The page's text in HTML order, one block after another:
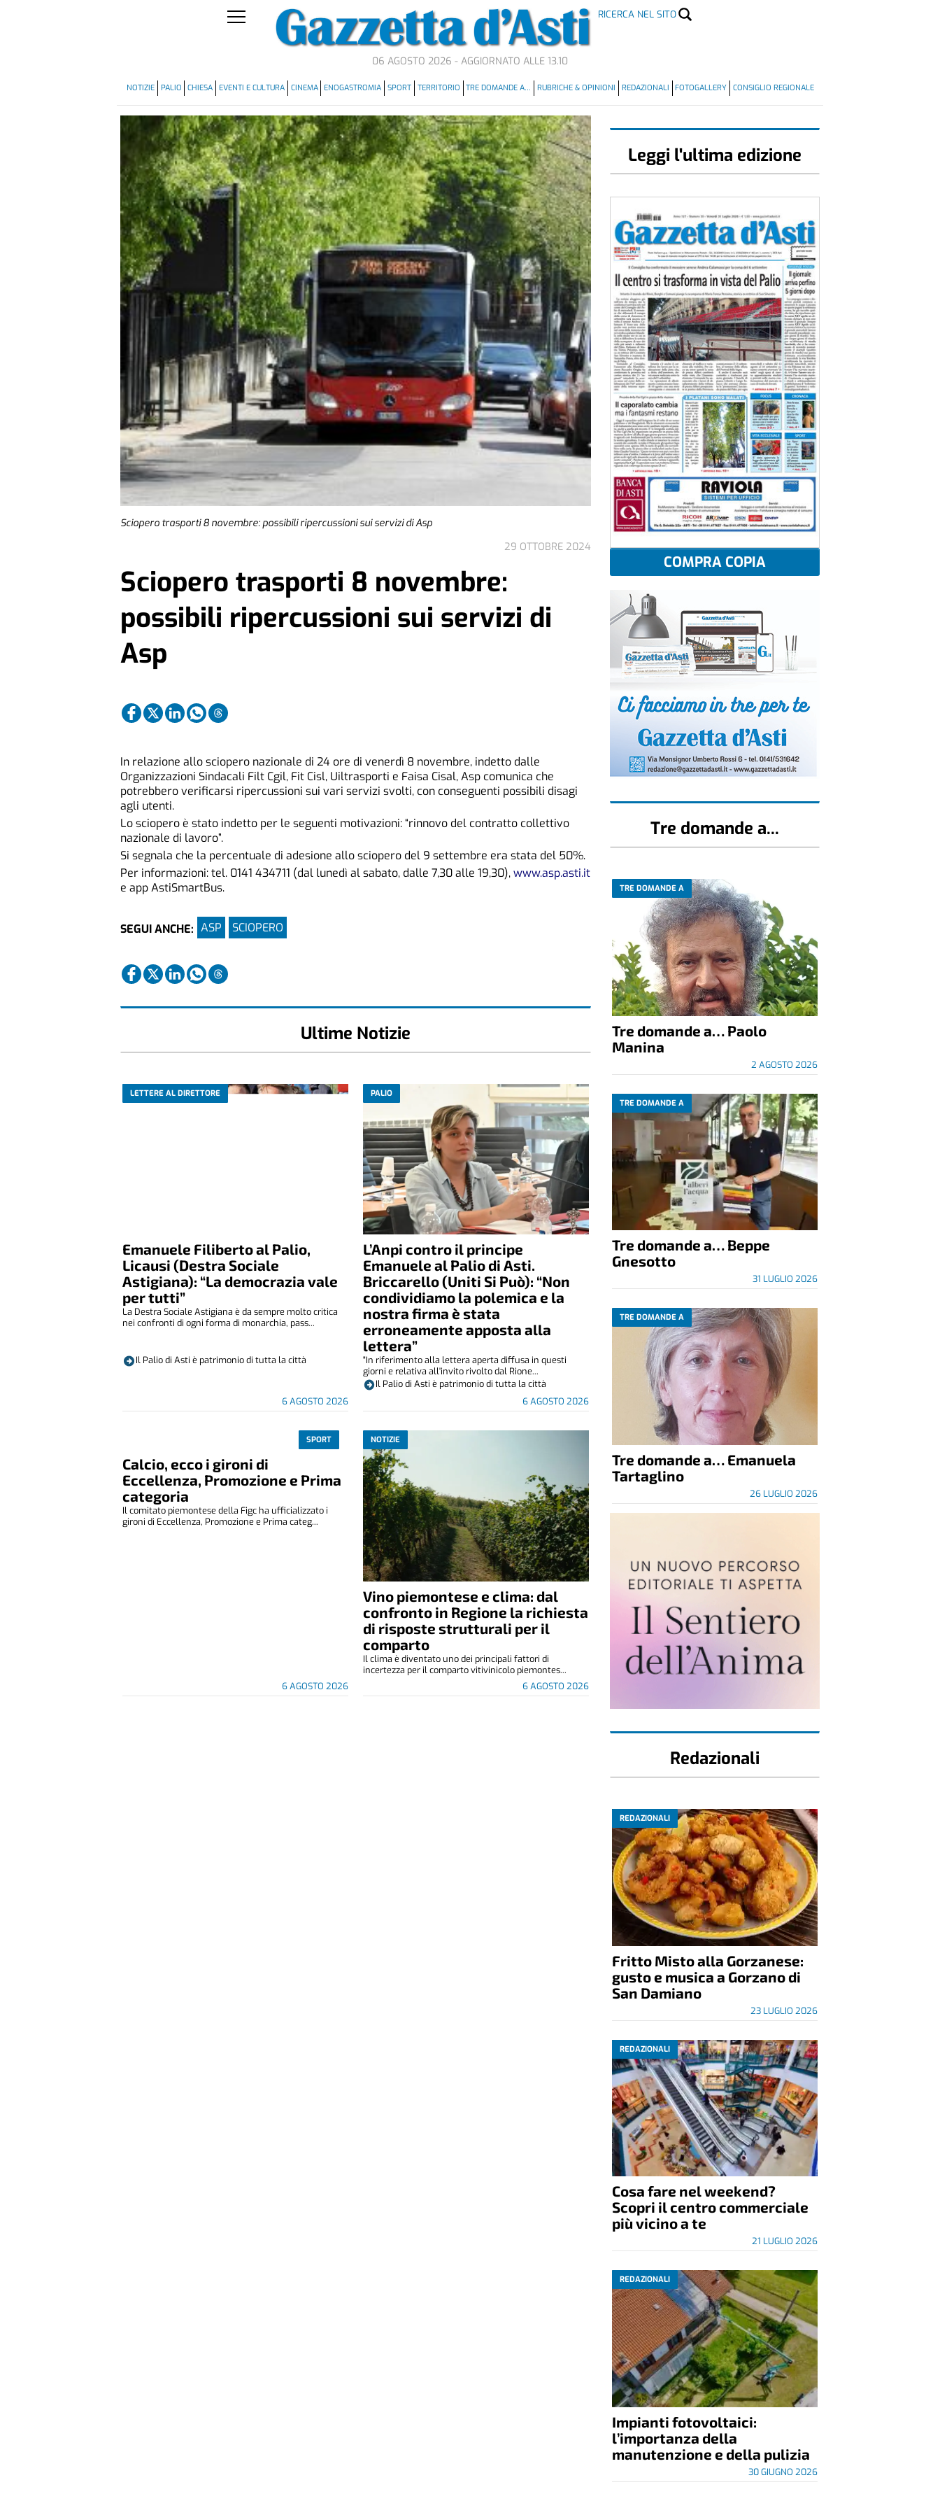
RICERCA NEL SITO
06 AGOSTO 2026 - AGGIORNATO ALLE 13.10
NOTIZIE PALIO CHIESA EVENTI E CULTURA CINEMA ENOGASTROMIA SPORT TERRITORIO TRE DOMANDE A… RUBRICHE & OPINIONI REDAZIONALI FOTOGALLERY CONSIGLIO REGIONALE
Sciopero trasporti 8 novembre: possibili ripercussioni sui servizi di Asp
29 OTTOBRE 2024
Sciopero trasporti 8 novembre:
possibili ripercussioni sui servizi di
Asp
In relazione allo sciopero nazionale di 24 ore di venerdì 8 novembre, indetto dalle
Organizzazioni Sindacali Filt Cgil, Fit Cisl, Uiltrasporti e Faisa Cisal, Asp comunica che
potrebbero verificarsi ripercussioni sui vari servizi svolti, con conseguenti possibili disagi
agli utenti.
Lo sciopero è stato indetto per le seguenti motivazioni: “rinnovo del contratto collettivo
nazionale di lavoro”.
Si segnala che la percentuale di adesione allo sciopero del 9 settembre era stata del 50%.
Per informazioni: tel. 0141 434711 (dal lunedì al sabato, dalle 7,30 alle 19,30),www.asp.asti.it
e app AstiSmartBus.
SEGUI ANCHE: ASP SCIOPERO
Ultime Notizie
LETTERE AL DIRETTORE
Emanuele Filiberto al Palio,
Licausi (Destra Sociale
Astigiana): “La democrazia vale
per tutti”
6 AGOSTO 2026
La Destra Sociale Astigiana è da sempre molto critica
nei confronti di ogni forma di monarchia, pass...
Il Palio di Asti è patrimonio di tutta la città
PALIO
L’Anpi contro il principe
Emanuele al Palio di Asti.
Briccarello (Uniti Si Può): “Non
condividiamo la polemica e la
nostra firma è stata
erroneamente apposta alla
lettera”
6 AGOSTO 2026
"In riferimento alla lettera aperta diffusa in questi
giorni e relativa all'invito rivolto dal Rione...
Il Palio di Asti è patrimonio di tutta la città
SPORT
Calcio, ecco i gironi di
Eccellenza, Promozione e Prima
categoria
6 AGOSTO 2026
Il comitato piemontese della Figc ha ufficializzato i
gironi di Eccellenza, Promozione e Prima categ...
NOTIZIE
Vino piemontese e clima: dal
confronto in Regione la richiesta
di risposte strutturali per il
comparto
6 AGOSTO 2026
Il clima è diventato uno dei principali fattori di
incertezza per il comparto vitivinicolo piemontes...
Leggi l'ultima edizione
COMPRA COPIA
Tre domande a...
TRE DOMANDE A
Tre domande a… Paolo
Manina
2 AGOSTO 2026
TRE DOMANDE A
Tre domande a… Beppe
Gnesotto
31 LUGLIO 2026
TRE DOMANDE A
Tre domande a… Emanuela
Tartaglino
26 LUGLIO 2026
Redazionali
REDAZIONALI
Fritto Misto alla Gorzanese:
gusto e musica a Gorzano di
San Damiano
23 LUGLIO 2026
REDAZIONALI
Cosa fare nel weekend?
Scopri il centro commerciale
più vicino a te
21 LUGLIO 2026
REDAZIONALI
Impianti fotovoltaici:
l’importanza della
manutenzione e della pulizia
30 GIUGNO 2026